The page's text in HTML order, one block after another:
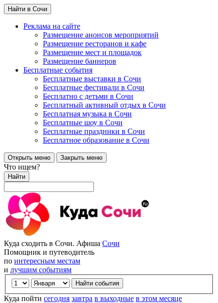
Найти в Сочи
Реклама на сайте
Размещение анонсов мероприятий
Размещение ресторанов и кафе
Размещение мест и площадок
Размещение баннеров
Бесплатные события
Бесплатные выставки в Сочи
Бесплатные фестивали в Сочи
Бесплатно с детьми в Сочи
Бесплатный активный отдых в Сочи
Бесплатная музыка в Сочи
Бесплатные шоу в Сочи
Бесплатные праздники в Сочи
Бесплатное образование в Сочи
Открыть меню Закрыть меню
Что ищем?
Найти
Куда сходить в Сочи. Афиша Сочи
Помощник и путеводитель
по интересным местам
и лучшим событиям
Куда пойти сегодня завтра в выходные в этом месяце